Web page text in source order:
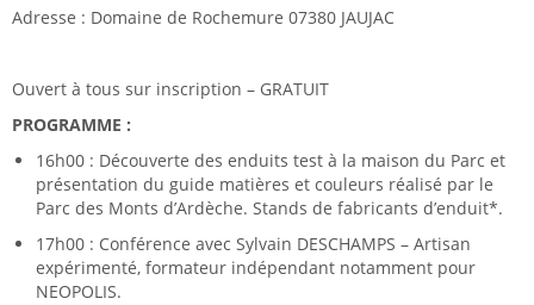
Adresse : Domaine de Rochemure 07380 JAUJAC
Ouvert à tous sur inscription – GRATUIT
PROGRAMME :
16h00 : Découverte des enduits test à la maison du Parc et
présentation du guide matières et couleurs réalisé par le
Parc des Monts d’Ardèche. Stands de fabricants d’enduit*.
17h00 : Conférence avec Sylvain DESCHAMPS – Artisan
expérimenté, formateur indépendant notamment pour
NEOPOLIS.